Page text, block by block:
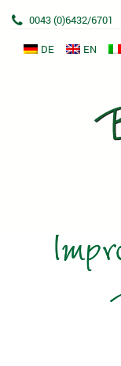
0043 (0)6432/6701
DE EN